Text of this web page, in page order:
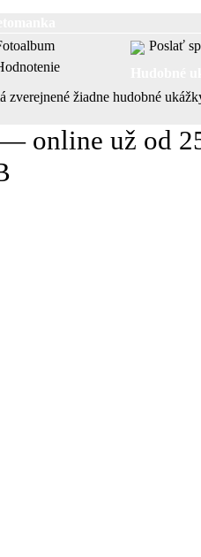
Poslať
zverejnené žiadne hudobné
online už od